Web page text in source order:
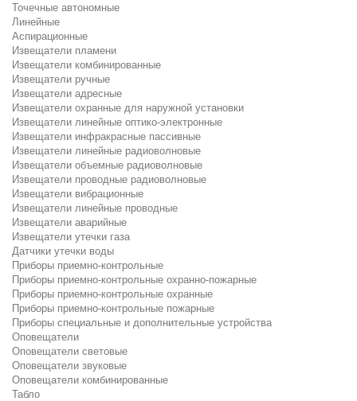
Точечные автономные
Линейные
Аспирационные
Извещатели пламени
Извещатели комбинированные
Извещатели ручные
Извещатели адресные
Извещатели охранные для наружной установки
Извещатели линейные оптико-электронные
Извещатели инфракрасные пассивные
Извещатели линейные радиоволновые
Извещатели объемные радиоволновые
Извещатели проводные радиоволновые
Извещатели вибрационные
Извещатели линейные проводные
Извещатели аварийные
Извещатели утечки газа
Датчики утечки воды
Приборы приемно-контрольные
Приборы приемно-контрольные охранно-пожарные
Приборы приемно-контрольные охранные
Приборы приемно-контрольные пожарные
Приборы специальные и дополнительные устройства
Оповещатели
Оповещатели световые
Оповещатели звуковые
Оповещатели комбинированные
Табло